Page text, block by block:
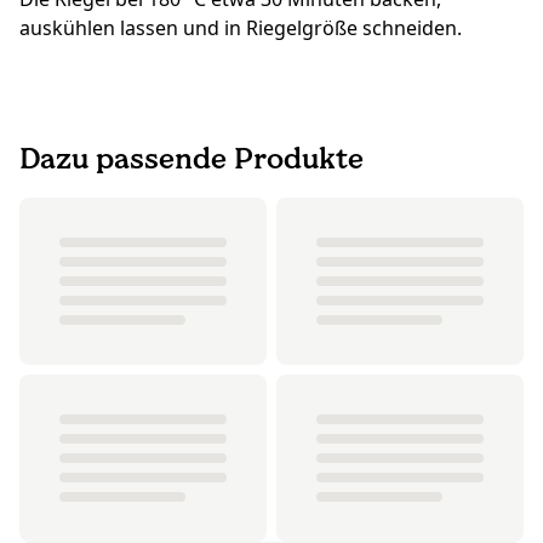
auskühlen lassen und in Riegelgröße schneiden.
Dazu passende Produkte